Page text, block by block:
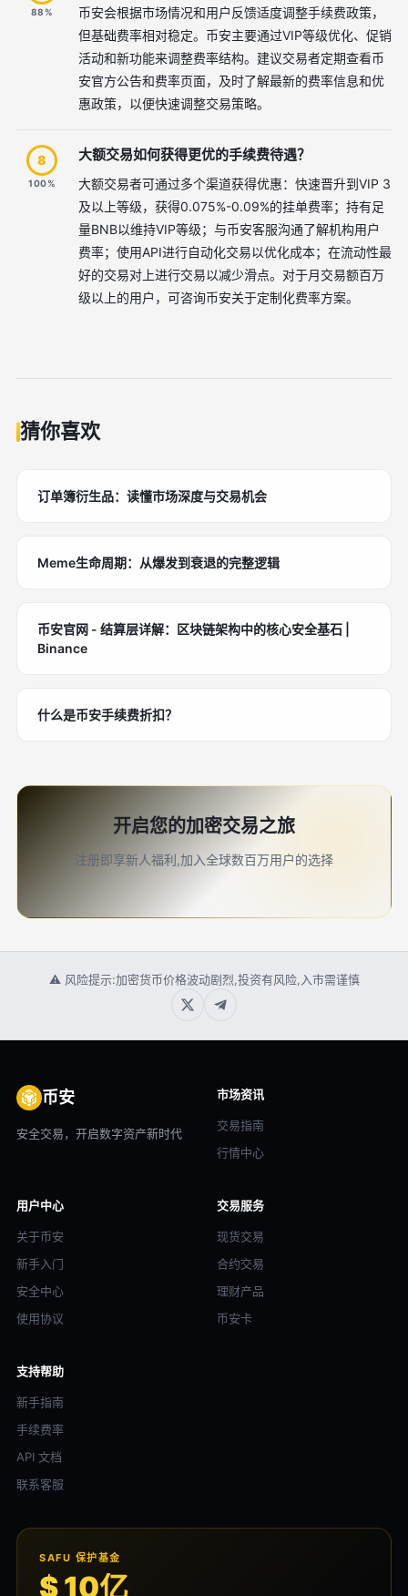
88%
币安会根据市场情况和用户反馈适度调整手续费政策，
但基础费率相对稳定。币安主要通过VIP等级优化、促销
活动和新功能来调整费率结构。建议交易者定期查看币
安官方公告和费率页面，及时了解最新的费率信息和优
惠政策，以便快速调整交易策略。
8
100%
大额交易如何获得更优的手续费待遇？
大额交易者可通过多个渠道获得优惠：快速晋升到VIP 3
及以上等级，获得0.075%-0.09%的挂单费率；持有足
量BNB以维持VIP等级；与币安客服沟通了解机构用户
费率；使用API进行自动化交易以优化成本；在流动性最
好的交易对上进行交易以减少滑点。对于月交易额百万
级以上的用户，可咨询币安关于定制化费率方案。
猜你喜欢
订单簿衍生品：读懂市场深度与交易机会
Meme生命周期：从爆发到衰退的完整逻辑
币安官网 - 结算层详解：区块链架构中的核心安全基石 |
Binance
什么是币安手续费折扣？
开启您的加密交易之旅
注册即享新人福利,加入全球数百万用户的选择
⚠ 风险提示:加密货币价格波动剧烈,投资有风险,入市需谨慎
币安
安全交易，开启数字资产新时代
市场资讯
交易指南
行情中心
用户中心
关于币安
新手入门
安全中心
使用协议
交易服务
现货交易
合约交易
理财产品
币安卡
支持帮助
新手指南
手续费率
API 文档
联系客服
SAFU 保护基金
$ 10亿